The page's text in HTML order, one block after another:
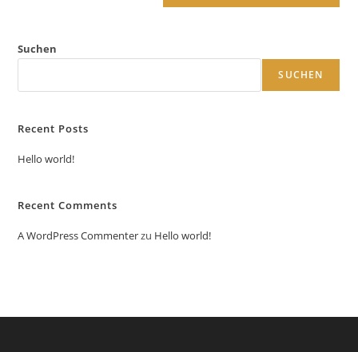
Suchen
SUCHEN
Recent Posts
Hello world!
Recent Comments
A WordPress Commenterzu Hello world!